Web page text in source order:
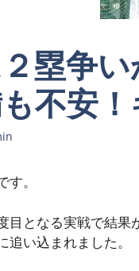
塁争
不安
。
目となる実戦で結
い込まれました。